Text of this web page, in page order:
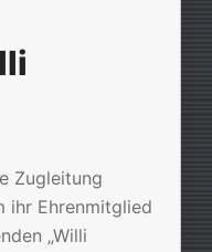
Zugleitung
ihr Ehrenmitglied
„Willi